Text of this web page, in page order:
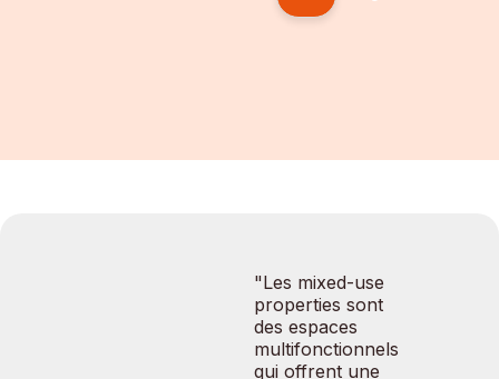
"Les mixed-use
properties sont
des espaces
multifonctionnels
qui offrent une